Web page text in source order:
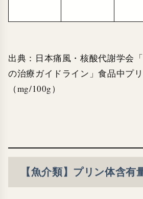
出典：日本痛風・核酸代謝学会
の治療ガイドライン」食品中プ
（mg/100g）
【魚介類】プリン体含有